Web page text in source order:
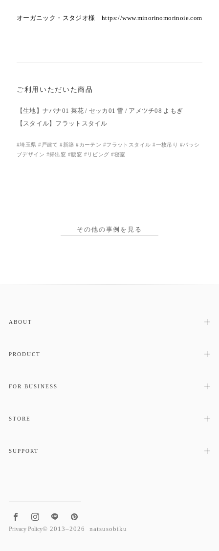
オーガニック・スタジオ様 https://www.minorinomorinoie.com
ご利用いただいた商品
【生地】ナバナ01 菜花 / セッカ01 雪 / アメツチ08 よもぎ
【スタイル】フラットスタイル
#埼玉県 #戸建て #新築 #カーテン #フラットスタイル #一枚吊り #パッシ
ブデザイン #掃出窓 #腰窓 #リビング #寝室
その他の事例を見る
ABOUT
PRODUCT
FOR BUSINESS
STORE
SUPPORT
Privacy Policy© 2013–2026 natsusobiku